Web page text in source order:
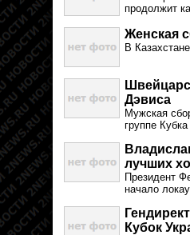
продолжит
Женская
В
Дэвиса
Мужская
группе
лучших
Президент
начало
Кубок